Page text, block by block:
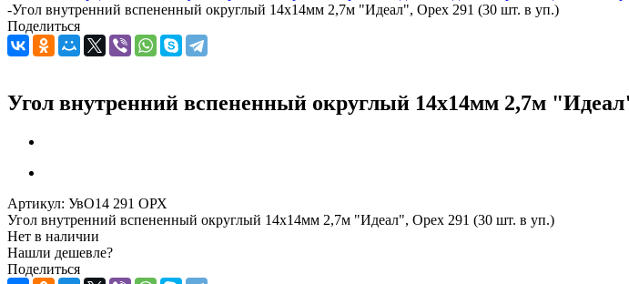
-Угол внутренний вспененный округлый 14х14мм 2,7м "Идеал", Орех 291 (30 шт. в уп.)
Поделиться
Угол внутренний вспененный округлый 14х14мм 2,7м
Артикул: УвО14 291 ОРХ
Угол внутренний вспененный округлый 14х14мм 2,7м "Идеал", Орех 291 (30 шт. в уп.)
Нет в наличии
Нашли дешевле?
Поделиться